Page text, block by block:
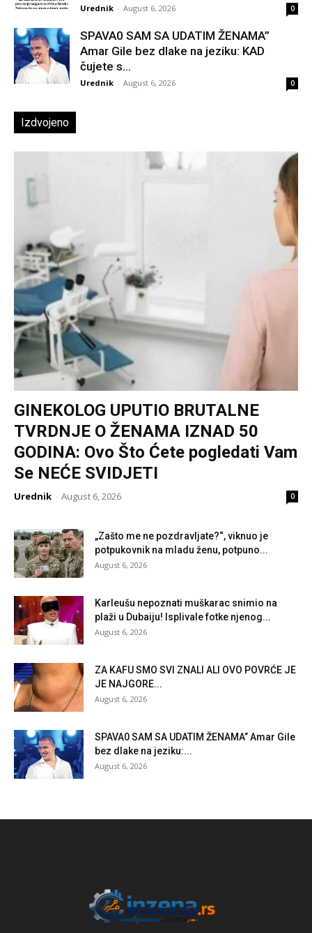
Urednik - August 6, 2026 0
SPAVA0 SAM SA UDATIM ŽENAMA”
Amar Gile bez dlake na jeziku: KAD
čujete s...
Urednik - August 6, 2026 0
Izdvojeno
GINEKOLOG UPUTIO BRUTALNE
TVRDNJE O ŽENAMA IZNAD 50
GODINA: Ovo Što Ćete pogledati Vam
Se NEĆE SVIDJETI
Urednik - August 6, 2026 0
„Zašto me ne pozdravljate?“, viknuo je
potpukovnik na mladu ženu, potpuno...
August 6, 2026
Karleušu nepoznati muškarac snimio na
plaži u Dubaiju! Isplivale fotke njenog...
August 6, 2026
ZA KAFU SMO SVI ZNALI ALI OVO POVRĆE JE
JE NAJGORE...
August 6, 2026
SPAVA0 SAM SA UDATIM ŽENAMA” Amar Gile
bez dlake na jeziku:...
August 6, 2026